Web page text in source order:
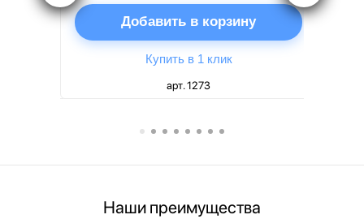
Добавить в корзину
Купить в 1 клик
арт. 1273
Наши преимущества